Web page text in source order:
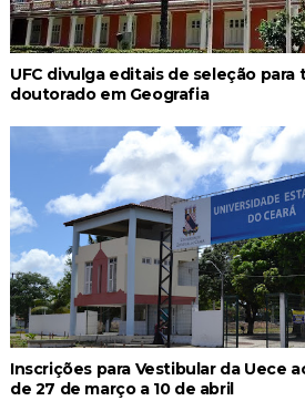
UFC divulga editais de seleção
doutorado em Geografia
Inscrições para Vestibular da Uece
de 27 de março a 10 de abril